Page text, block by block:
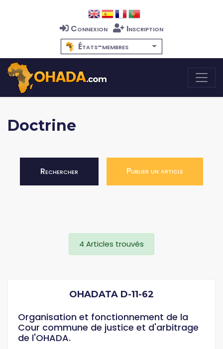
Connexion
Inscription
États-membres
Doctrine
Rechercher Publier un article
4 Articles trouvés
OHADATA D-11-62
Organisation et fonctionnement de la
Cour commune de justice et d'arbitrage
de l'OHADA.